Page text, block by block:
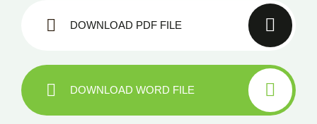
DOWNLOAD PDF FILE
DOWNLOAD WORD FILE